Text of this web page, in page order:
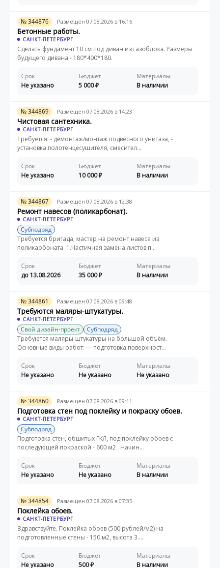
№ 344876 Размещен 07.08.2026 в 16:16
Бетонные работы.
САНКТ-ПЕТЕРБУРГ
Сделать фундамент 10 см под диван из газоблока. Размеры
будущего дивана - 180*400*180.
Срок
Не указано
Бюджет
5 000
Материалы
В наличии
№ 344869 Размещен 07.08.2026 в 14:23
Чистовая сантехника.
САНКТ-ПЕТЕРБУРГ
Требуется: - демонтаж/монтаж подвесного унитаза, -
установка полотенцесушителя, смесител...
Срок
Не указано
Бюджет
10 000
Материалы
В наличии
№ 344867 Размещен 07.08.2026 в 12:38
Ремонт навесов (поликарбонат).
САНКТ-ПЕТЕРБУРГ
Субподряд
Требуется бригада, мастер на ремонт навеса из
поликарбоната. 1.Частичная замена листов п...
Срок
до 13.08.2026
Бюджет
35 000
Материалы
В наличии
№ 344861 Размещен 07.08.2026 в 09:48
Требуются маляры-штукатуры.
САНКТ-ПЕТЕРБУРГ
Свой дизайн-проект
Субподряд
Требуются маляры-штукатуры на большой объём.
Основные виды работ: — подготовка поверхност...
Срок
Не указано
Бюджет
Не указано
Материалы
Не указано
№ 344860 Размещен 07.08.2026 в 09:11
Подготовка стен под поклейку и покраску обоев.
САНКТ-ПЕТЕРБУРГ
Субподряд
Подготовка стен, обшитых ГКЛ, под поклейку обоев с
последующей покраской - 600 м2 . Начин...
Срок
Не указано
Бюджет
Не указано
Материалы
В наличии
№ 344854 Размещен 07.08.2026 в 07:35
Поклейка обоев.
САНКТ-ПЕТЕРБУРГ
Здравствуйте. Поклейка обоев (500 рублей/м2) на
подготовленные стены - 150 м2, высота 3....
Срок
Не указано
Бюджет
500
Материалы
В наличии